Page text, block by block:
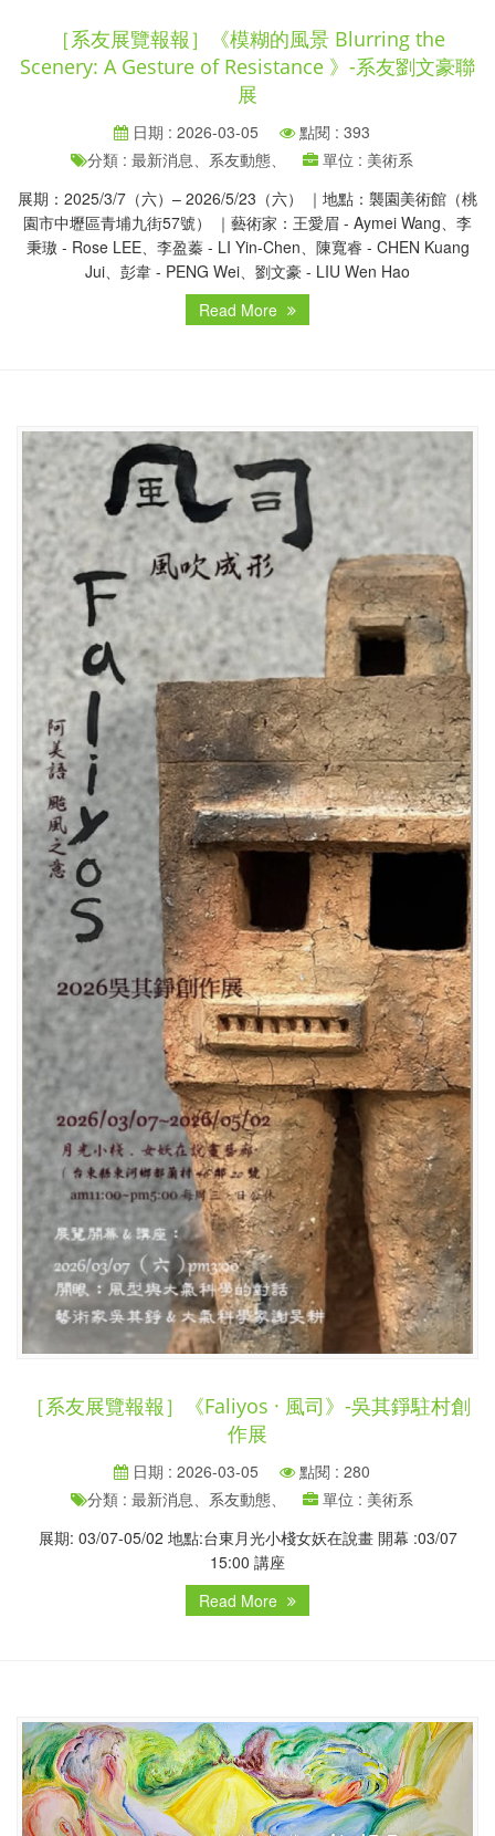
［系友展覽報報］《模糊的風景 Blurring the
Scenery: A Gesture of Resistance 》-系友劉文豪聯
展
日期 : 2026-03-05
點閱 : 393
分類 : 最新消息、系友動態、
單位 : 美術系
展期：2025/3/7（六）– 2026/5/23（六） ｜地點：襲園美術館（桃
園市中壢區青埔九街57號） ｜藝術家：王愛眉 - Aymei Wang、李
秉璈 - Rose LEE、李盈蓁 - LI Yin-Chen、陳寬睿 - CHEN Kuang
Jui、彭韋 - PENG Wei、劉文豪 - LIU Wen Hao
Read More
［系友展覽報報］《Faliyos · 風司》-吳其錚駐村創
作展
日期 : 2026-03-05
點閱 : 280
分類 : 最新消息、系友動態、
單位 : 美術系
展期: 03/07-05/02 地點:台東月光小棧女妖在說畫 開幕 :03/07
15:00 講座
Read More